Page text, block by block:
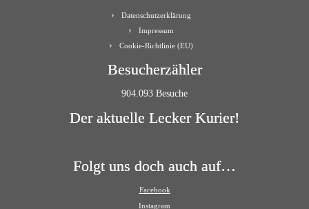
Datenschutzerklärung
Impressum
Cookie-Richtlinie (EU)
Besucherzähler
904.093 Besuche
Der aktuelle Lecker Kurier!
Folgt uns doch auch auf…
Facebook
Instagram